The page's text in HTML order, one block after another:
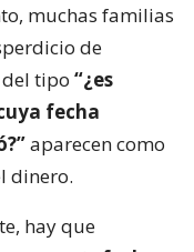
muchas familias
de
tipo “¿es
fecha
aparecen como
dinero.
hay que